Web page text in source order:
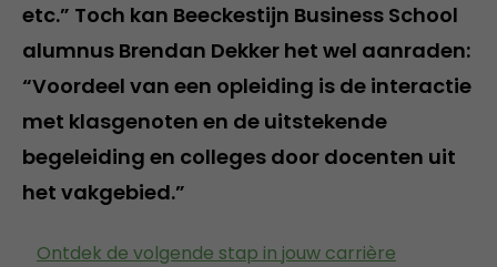
etc.” Toch kan Beeckestijn Business School
alumnus Brendan Dekker het wel aanraden:
“Voordeel van een opleiding is de interactie
met klasgenoten en de uitstekende
begeleiding en colleges door docenten uit
het vakgebied.”
Ontdek de volgende stap in jouw carrière